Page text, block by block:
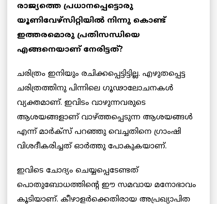
രാജ്യത്തെ പ്രധാനപ്പെട്ടൊരു
യൂണിവേഴ്സിറ്റിയിൽ നിന്നു കൊണ്ട്
ഇത്തരമൊരു പ്രതിസന്ധിയെ
എങ്ങനെയാണ് നേരിട്ടത്?
ചരിത്രം ഇനിയും രചിക്കപ്പെട്ടിട്ടില്ല. എഴുതപ്പെട്ട
ചരിത്രത്തിനു പിന്നിലെ ഗൂഢാലോചനകൾ
വ്യക്തമാണ്. ഇവിടം വാഴുന്നവരുടെ
ആശയങ്ങളാണ് വാഴ്ത്തപ്പെടുന്ന ആശയങ്ങൾ
എന്ന് മാർക്സ് പറഞ്ഞു വെച്ചതിനെ ഗ്രാംഷി
വിശദീകരിച്ചത് ഓർത്തു പോകുകയാണ്.
ഇവിടെ ചോദ്യം ചെയ്യപ്പെടേണ്ടത്
പൊതുബോധത്തിന്റെ ഈ സമവായ മനോഭാവം
കൂടിയാണ്. കീഴാളർക്കെതിരായ അപ്രഖ്യാപിത